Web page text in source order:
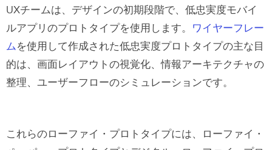
UXチームは、デザインの初期段階で、低忠実度モバイ
ルアプリのプロトタイプを使用します。 ワイヤーフレー
ムを使用して作成された低忠実度プロトタイプの主な目
的は、画面レイアウトの視覚化、情報アーキテクチャの
整理、ユーザーフローのシミュレーションです。
これらのローファイ・プロトタイプには、ローファイ・